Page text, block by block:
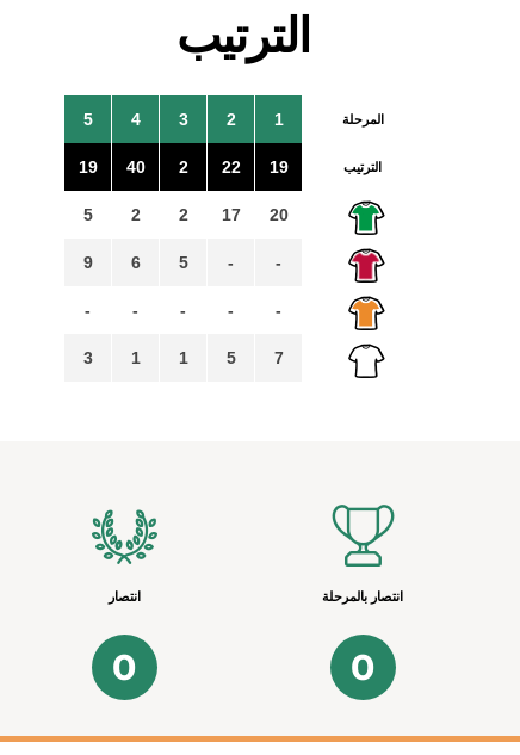
الترتيب
المرحلة
الترتيب
1
19
20
-
-
7
2
22
17
-
-
5
3
2
2
5
-
1
4
40
2
6
-
1
5
19
5
9
-
3
انتصار بالمرحلة
0
انتصار
0